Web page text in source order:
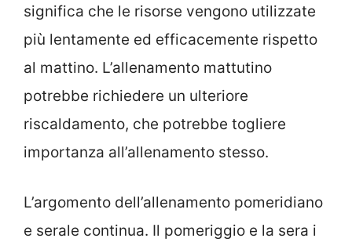
significa che le risorse vengono utilizzate
più lentamente ed efficacemente rispetto
al mattino. L’allenamento mattutino
potrebbe richiedere un ulteriore
riscaldamento, che potrebbe togliere
importanza all’allenamento stesso.
L’argomento dell’allenamento pomeridiano
e serale continua. Il pomeriggio e la sera i